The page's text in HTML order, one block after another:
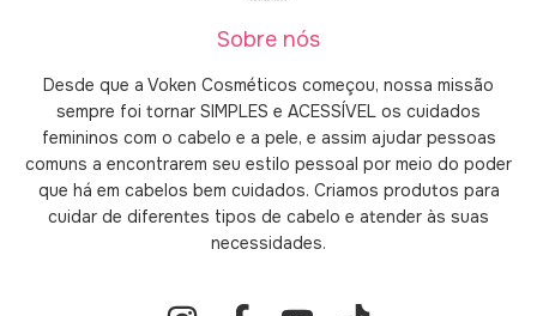
Sobre nós
Desde que a Voken Cosméticos começou, nossa missão
sempre foi tornar SIMPLES e ACESSÍVEL os cuidados
femininos com o cabelo e a pele, e assim ajudar pessoas
comuns a encontrarem seu estilo pessoal por meio do poder
que há em cabelos bem cuidados. Criamos produtos para
cuidar de diferentes tipos de cabelo e atender às suas
necessidades.